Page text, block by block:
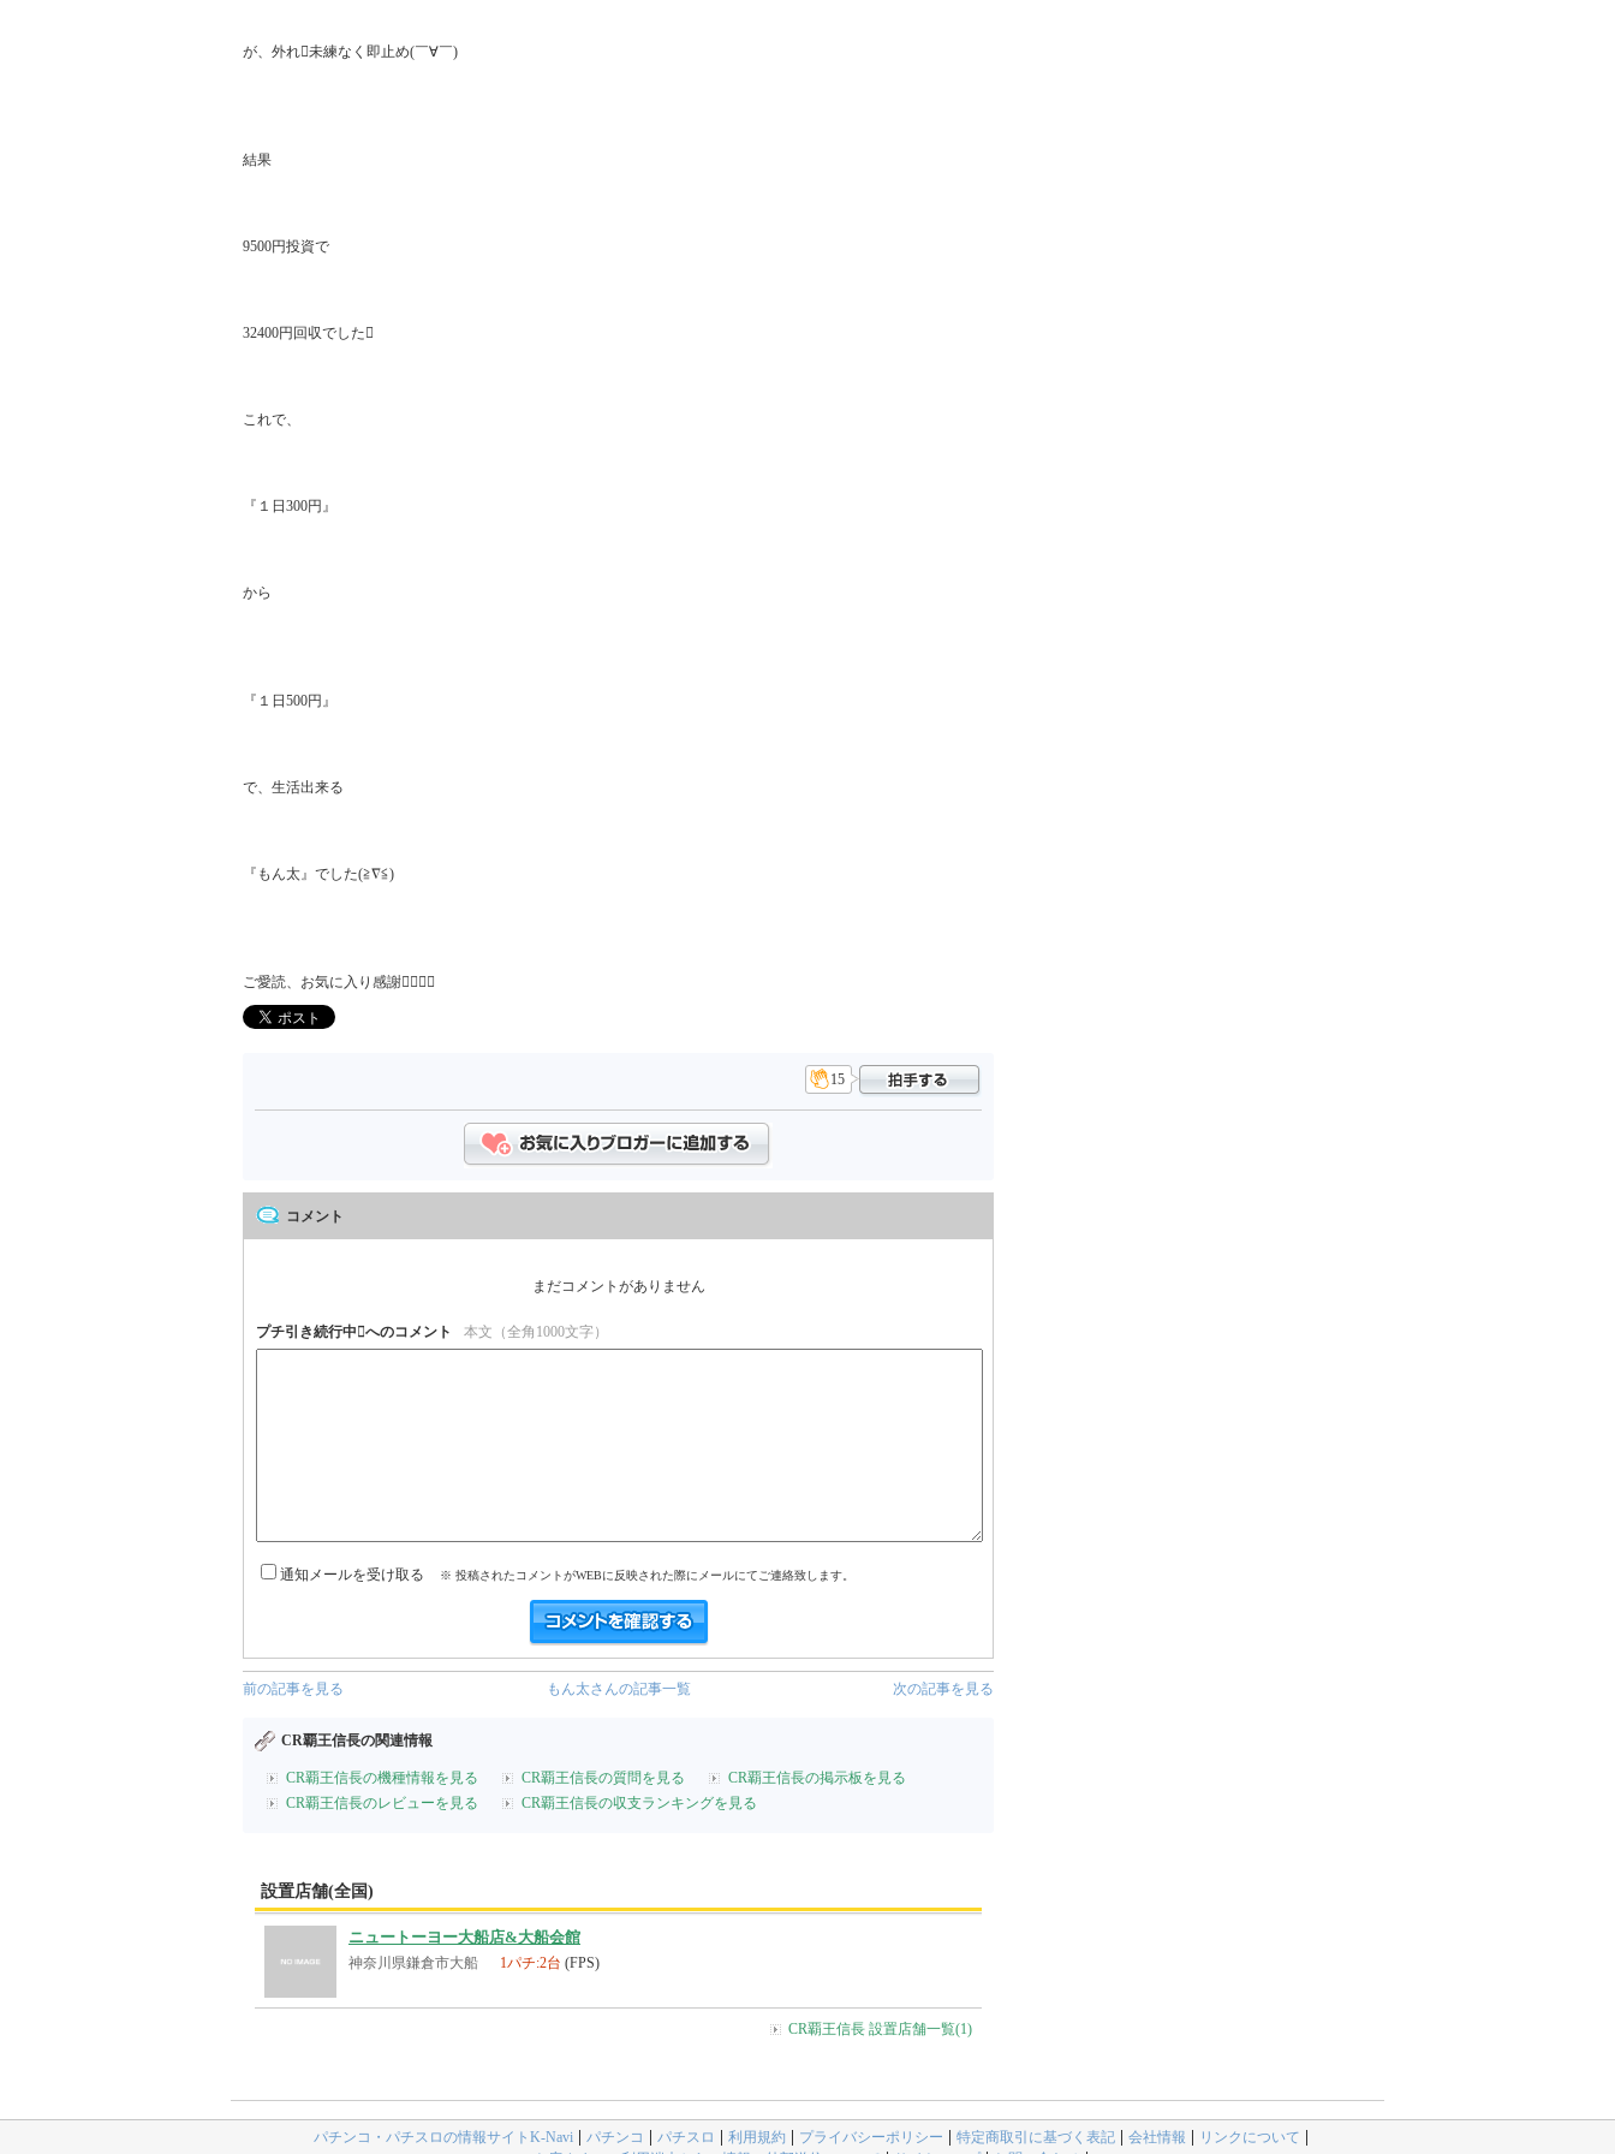
が、外れ未練なく即止め(￣∀￣)
結果
9500円投資で
32400円回収でした
これで、
『１日300円』
から
『１日500円』
で、生活出来る
『もん太』でした(≧∇≦)
ご愛読、お気に入り感謝
15
コメント
まだコメントがありません
プチ引き続行中へのコメント 本文（全角1000文字）
通知メールを受け取る ※ 投稿されたコメントがWEBに反映された際にメールにてご連絡致します。
前の記事を見る もん太さんの記事一覧 次の記事を見る
CR覇王信長の関連情報
CR覇王信長の機種情報を見る CR覇王信長の質問を見る
CR覇王信長の掲示板を見る
CR覇王信長のレビューを見る
CR覇王信長の収支ランキングを見る
設置店舗(全国)
ニュートーヨー大船店&大船会館
神奈川県鎌倉市大船 1パチ:2台 (FPS)
CR覇王信長 設置店舗一覧(1)
パチンコ・パチスロの情報サイトK-Navi パチンコ パチスロ 利用規約 プライバシーポリシー 特定商取引に基づく表記 会社情報
リンクについて